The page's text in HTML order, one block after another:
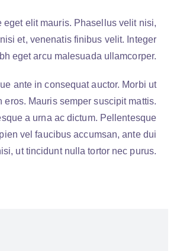
eget elit mauris. Phasellus velit nisi,
et, venenatis finibus velit. Integer
eget arcu malesuada ullamcorper.
ante in consequat auctor. Morbi ut
eros. Mauris semper suscipit mattis.
a urna ac dictum. Pellentesque
vel faucibus accumsan, ante dui
ut tincidunt nulla tortor nec purus.